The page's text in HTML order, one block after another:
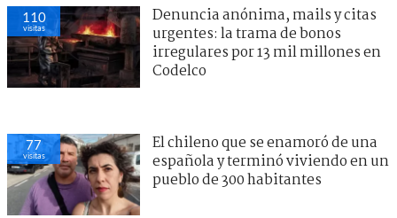
110
visitas
Denuncia anónima, mails y citas
urgentes: la trama de bonos
irregulares por 13 mil millones en
Codelco
77
visitas
El chileno que se enamoró de una
española y terminó viviendo en un
pueblo de 300 habitantes